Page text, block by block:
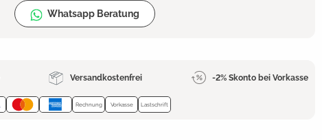
Whatsapp Beratung
Versandkostenfrei -2% Skonto bei Vorkasse
Rechnung Vorkasse Lastschrift